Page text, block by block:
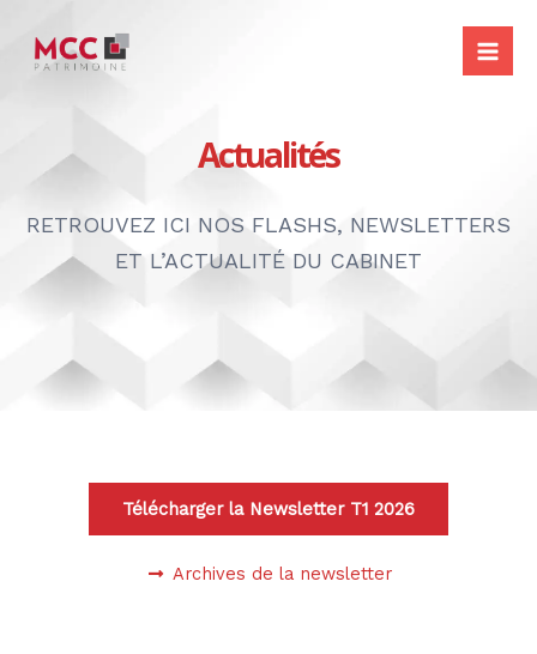
contenu
Actualités
RETROUVEZ ICI NOS FLASHS, NEWSLETTERS
ET L’ACTUALITÉ DU CABINET
Télécharger la Newsletter T1 2026
Archives de la newsletter